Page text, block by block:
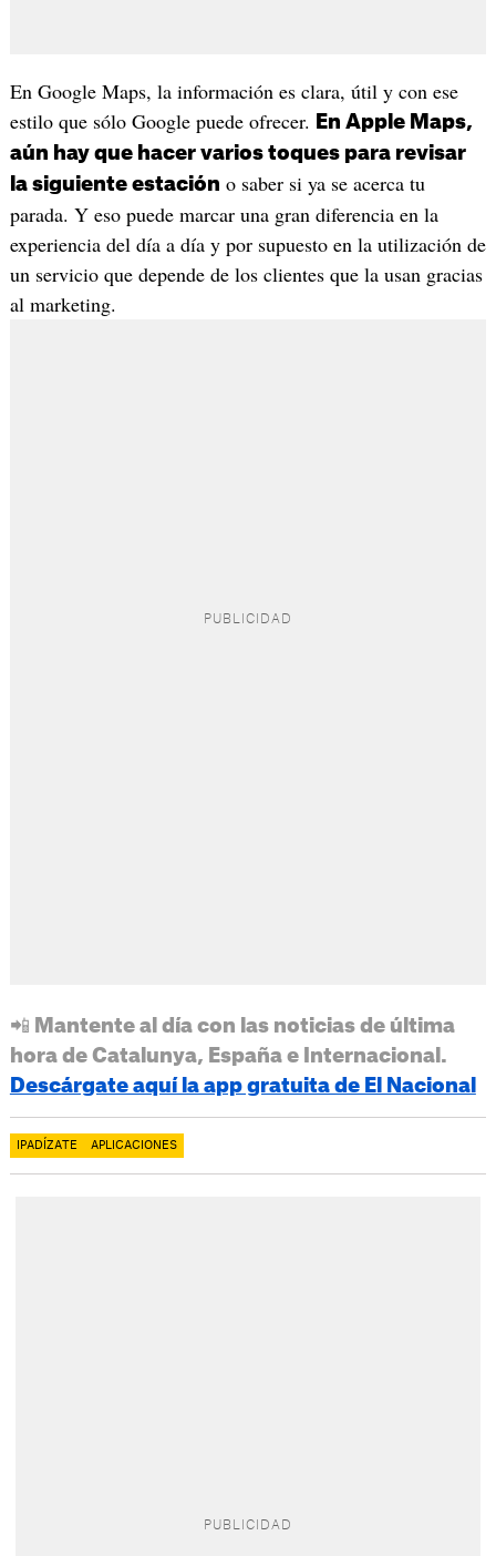
En Google Maps, la información es clara, útil y con ese
estilo que sólo Google puede ofrecer.
En Apple Maps,
aún hay que hacer varios toques para revisar
la siguiente estación o saber si ya se acerca tu
parada. Y eso puede marcar una gran diferencia en la
experiencia del día a día y por supuesto en la utilización de
un servicio que depende de los clientes que la usan gracias
al marketing.
📲 Mantente al día con las noticias de última
hora de Catalunya, España e Internacional.
Descárgate aquí la app gratuita de El Nacional
IPADÍZATE APLICACIONES